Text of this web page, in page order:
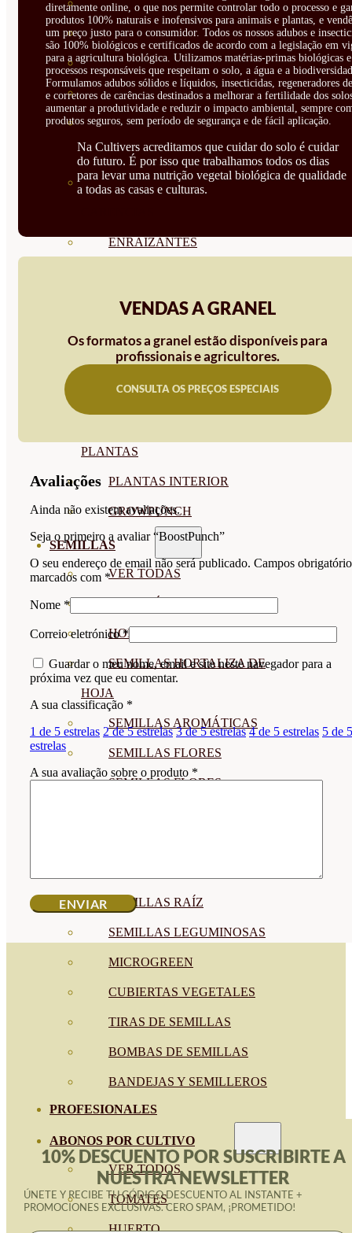
VER TODOS
ABONOS LÍQUIDOS
ABONOS SOLIDOS
BIOESTIMULANTES
SUSTRATOS Y
DECORATIVAS
CORRECTORES DE
ENRAIZANTES
REGENERADORES DEL
ÁCIDOS HÚMICOS
MATERIAS PRIMAS
PLANTAS
PLANTAS INTERIOR
GROWPUNCH
SEMILLAS
VER TODAS
HORTALIZA FRUTO
SEMILLAS HORTALIZA DE
HOJA
SEMILLAS AROMÁTICAS
SEMILLAS FLORES
SEMILLAS FLORES
SEMILLAS RAÍZ
SEMILLAS LEGUMINOSAS
MICROGREEN
CUBIERTAS VEGETALES
TIRAS DE SEMILLAS
BOMBAS DE SEMILLAS
BANDEJAS Y SEMILLEROS
PROFESIONALES
ABONOS POR CULTIVO
VER TODOS
TOMATES
HUERTO
diretamente online, o que nos permite controlar todo o processo e
produtos 100% naturais e inofensivos para animais e plantas, e
um preço justo para o consumidor. Todos os nossos adubos e
são 100% biológicos e certificados de acordo com a legislação em
para a agricultura biológica. Utilizamos matérias-primas biológicas e
processos responsáveis que respeitam o solo, a água e a
Formulamos adubos sólidos e líquidos, insecticidas, regeneradores
e corretores de carências destinados a melhorar a fertilidade dos
aumentar a produtividade e reduzir o impacto ambiental, sempre
produtos seguros, sem período de segurança e de fácil aplicação.
Na Cultivers acreditamos que cuidar do solo é cuidar
do futuro. É por isso que trabalhamos todos os dias
para levar uma nutrição vegetal biológica de qualidade
a todas as casas e culturas.
VENDAS A GRANEL
Os formatos a granel estão disponíveis para
profissionais e agricultores.
CONSULTA OS PREÇOS ESPECIAIS
Avaliações
Ainda não existem avaliações.
Seja o primeiro a avaliar “BoostPunch”
O seu endereço de email não será publicado. Campos
marcados com *
Nome *
Correio eletrónico*
Guardar o meu nome, email e site neste navegador para a
próxima vez que eu comentar.
A sua classificação *
1 de 5 estrelas 2 de 5 estrelas 3 de 5 estrelas 4 de 5 estrelas 5 de 5
estrelas
A sua avaliação sobre o produto *
10% DESCUENTO POR SUSCRIBIRTE A
NUESTRA NEWSLETTER
ÚNETE Y RECIBE TU CÓDIGO DESCUENTO AL INSTANTE +
PROMOCIONES EXCLUSIVAS. CERO SPAM, ¡PROMETIDO!